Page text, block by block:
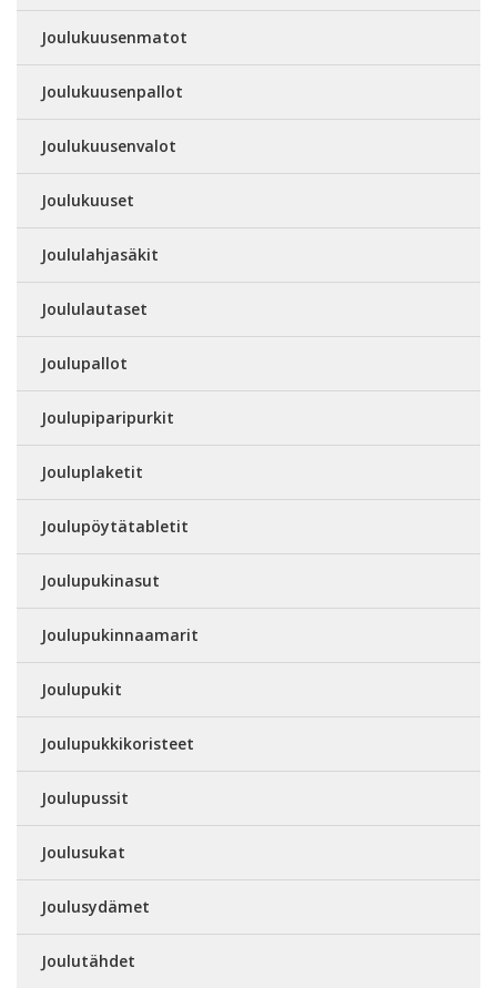
Joulukuusenmatot
Joulukuusenpallot
Joulukuusenvalot
Joulukuuset
Joululahjasäkit
Joululautaset
Joulupallot
Joulupiparipurkit
Jouluplaketit
Joulupöytätabletit
Joulupukinasut
Joulupukinnaamarit
Joulupukit
Joulupukkikoristeet
Joulupussit
Joulusukat
Joulusydämet
Joulutähdet